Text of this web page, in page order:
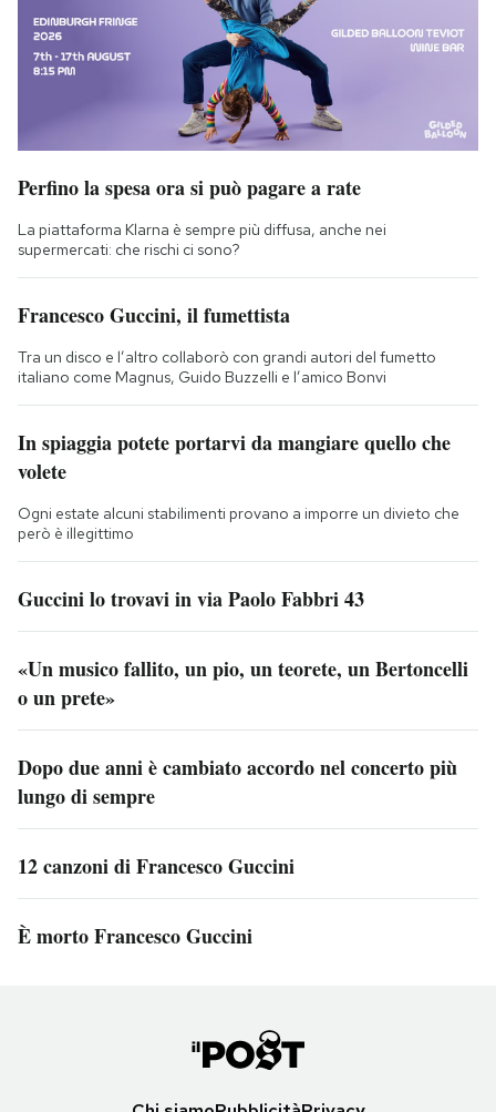
Perfino la spesa ora si può pagare a rate
La piattaforma Klarna è sempre più diffusa, anche nei
supermercati: che rischi ci sono?
Francesco Guccini, il fumettista
Tra un disco e l’altro collaborò con grandi autori del fumetto
italiano come Magnus, Guido Buzzelli e l’amico Bonvi
In spiaggia potete portarvi da mangiare quello che
volete
Ogni estate alcuni stabilimenti provano a imporre un divieto che
però è illegittimo
Guccini lo trovavi in via Paolo Fabbri 43
«Un musico fallito, un pio, un teorete, un Bertoncelli
o un prete»
Dopo due anni è cambiato accordo nel concerto più
lungo di sempre
12 canzoni di Francesco Guccini
È morto Francesco Guccini